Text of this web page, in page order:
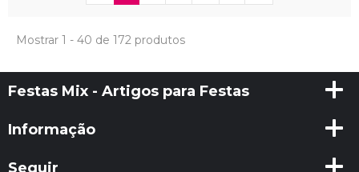
Mostrar 1 - 40 de 172 produtos
Festas Mix - Artigos para Festas
Informação
Seguir